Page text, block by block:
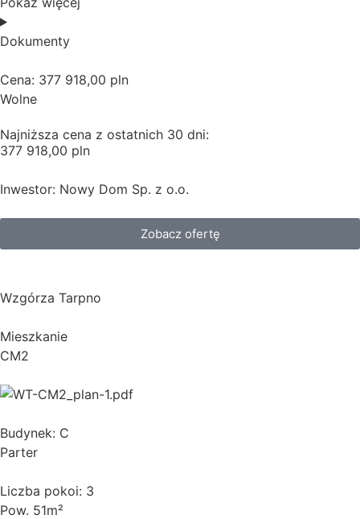
Dokumenty
Cena: 377 918,00 pln
Wolne
Najniższa cena z ostatnich 30 dni:
377 918,00 pln
Inwestor: Nowy Dom Sp. z o.o.
Zobacz ofertę
Wzgórza Tarpno
Mieszkanie
CM2
Budynek: C
Parter
Liczba pokoi: 3
Pow. 51m²